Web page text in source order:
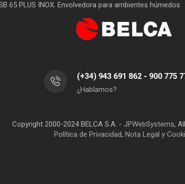
65 PLUS INOX. Envolvedora para ambientes húmedos
(+34) 943 691 862 - 900 775
¿Hablamos?
Copyright 2000-2024 BELCA S.A. - JPWebSystems,
Política de Privacidad, Nota Legal y